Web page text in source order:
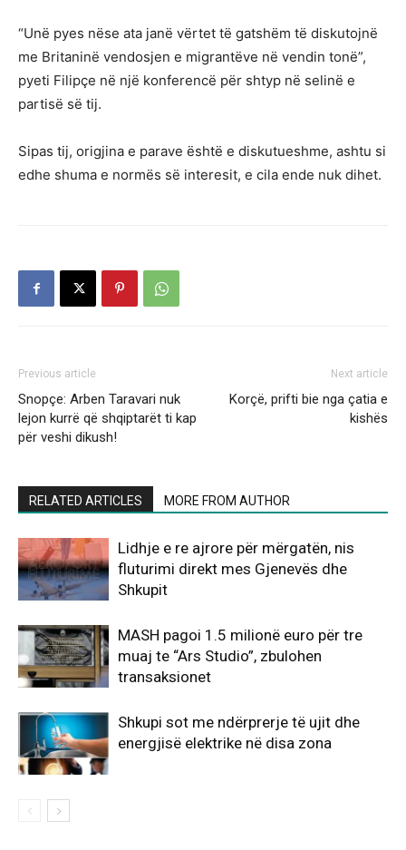
“Unë pyes nëse ata janë vërtet të gatshëm të diskutojnë
me Britaninë vendosjen e migrantëve në vendin tonë”,
pyeti Filipçe në një konferencë për shtyp në selinë e
partisë së tij.
Sipas tij, origjina e parave është e diskutueshme, ashtu si
edhe shuma e normës së interesit, e cila ende nuk dihet.
Previous article
Snopçe: Arben Taravari nuk
lejon kurrë që shqiptarët ti kap
për veshi dikush!
Next article
Korçë, prifti bie nga çatia e
kishës
RELATED ARTICLES MORE FROM AUTHOR
Lidhje e re ajrore për mërgatën, nis
fluturimi direkt mes Gjenevës dhe
Shkupit
MASH pagoi 1.5 milionë euro për tre
muaj te “Ars Studio”, zbulohen
transaksionet
Shkupi sot me ndërprerje të ujit dhe
energjisë elektrike në disa zona